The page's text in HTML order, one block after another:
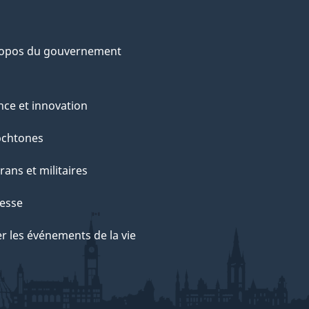
du gouvernement
et innovation
et militaires
les événements de la vie